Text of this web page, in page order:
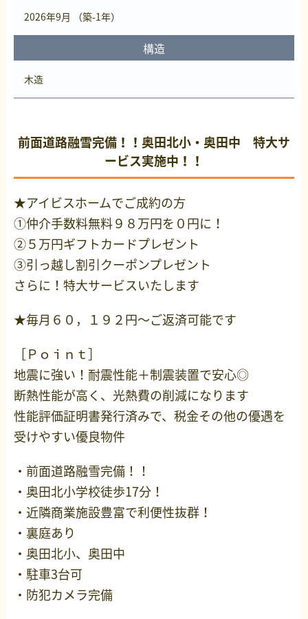
2026年9月 （築-1年）
構造
木造
前面道路融雪完備！！奥田北小・奥田中 特大サ
ービス実施中！！
★アイビスホームでご成約の方
①仲介手数料無料９８万円を０円に！
②５万円ギフトカードプレゼント
③引っ越し割引クーポンプレゼント
さらに！特大サービスいたします
★毎月６０，１９２円～ご返済可能です
［Ｐｏｉｎｔ］
地震に強い！耐震性能＋制震装置で安心◎
断熱性能が高く、光熱費の削減になります
性能評価証明書発行済みで、税金その他の優遇を
受けやすい優良物件
・前面道路融雪完備！！
・奥田北小学校徒歩17分！
・近隣商業施設豊富で利便性抜群！
・裏庭あり
・奥田北小、奥田中
・駐車3台可
・防犯カメラ完備